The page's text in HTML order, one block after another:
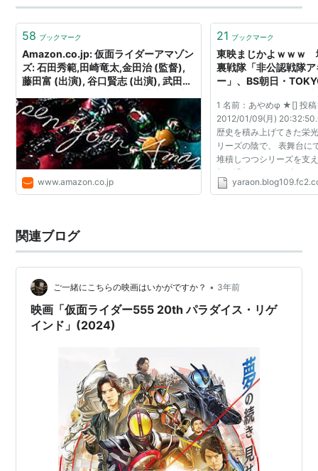
58 ブックマーク
Amazon.co.jp: 仮面ライダーアマゾン
ズ: 石田秀範,田崎竜太,金田治 (監督),
藤田富 (出演), 谷口賢志 (出演), 武田玲
演), 小林亮太 (出演), 宮原華音 (出演),
勝也 (出演), 田邊和也 (出演), 馬場良馬
(出演), 朝日奈寛 (出演), 小松利昌 (出
演), 神尾佑 (出演), 藤木孝 (出演), 加藤
貴子 (出演), 小林靖子 (Writer): Video
On Demand
www.amazon.co.jp
21 ブックマーク
東映まじかよｗｗｗ
裏戦隊「非公認戦隊
ー」、BS朝日・
ほか｜やらおん！
1 名前：あやめφ ★[] 投稿
2012/01/09(月)
歴史を積み上げてきた栄
リーズの陰で、 表舞台に
堆積しつつシリーズを支
想、没ネタ、シタゴコロ
のパワーがついに、新た
関連ブログ
ご一緒にこちらの映画はいかがですか？ • 3年前
映画「仮面ライダー555 20th パラダイス・リゲ
インド」(2024)